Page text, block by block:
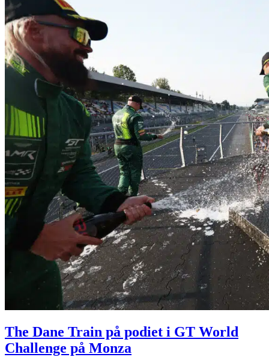
The Dane Train på podiet i GT World
Challenge på Monza